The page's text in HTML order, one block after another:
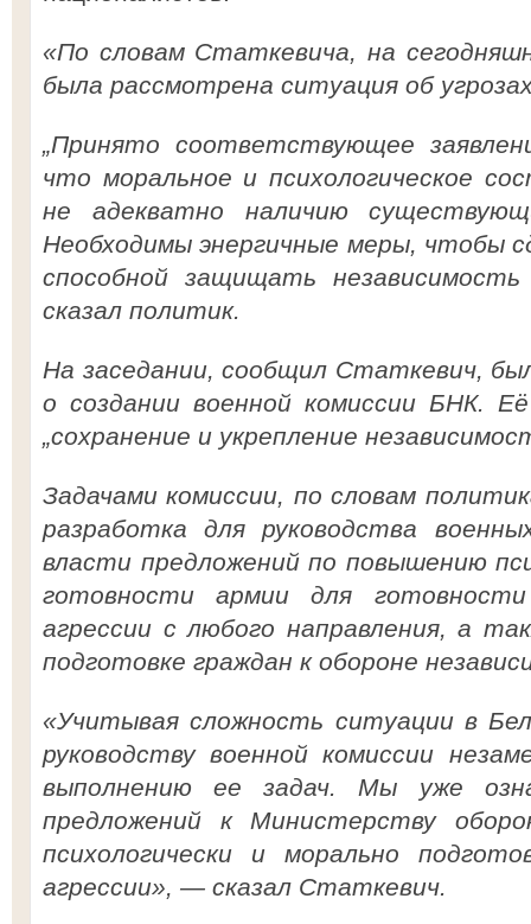
«По словам Статкевича, на
была рассмотрена ситуация об
„Принято соответствующее
что моральное и психологическое
не адекватно наличию
Необходимы энергичные меры, чтобы
способной защищать
сказал политик.
На заседании, сообщил Статкевич,
о создании военной комиссии БНК.
„сохранение и укрепление
Задачами комиссии, по словам
разработка для руководства
власти предложений по повышению
готовности армии для
агрессии с любого направления, а
подготовке граждан к обороне
«Учитывая сложность ситуации в
руководству военной комиссии
выполнению ее задач. Мы уже
предложений к Министерству
психологически и морально
агрессии», — сказал Статкевич.